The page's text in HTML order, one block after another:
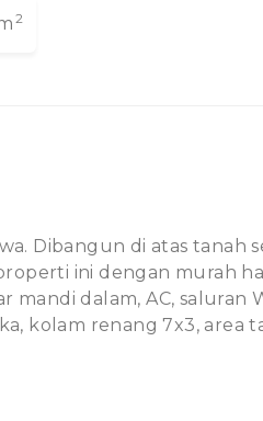
2
Dibangun di atas tanah
ini dengan murah
dalam, AC, saluran
kolam renang 7x3, area
ke pasar lokal,